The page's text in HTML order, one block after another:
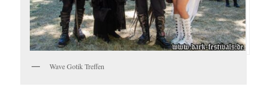
Wave Gotik Treffen